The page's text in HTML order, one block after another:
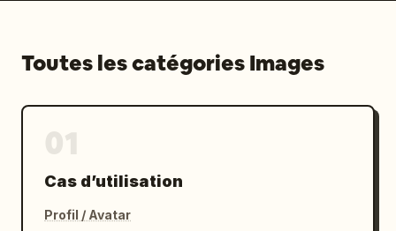
Toutes les catégories Images
Cas d’utilisation
Profil / Avatar